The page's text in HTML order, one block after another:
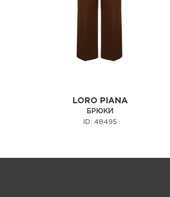
LORO PIANA
БРЮКИ
ID: 48495